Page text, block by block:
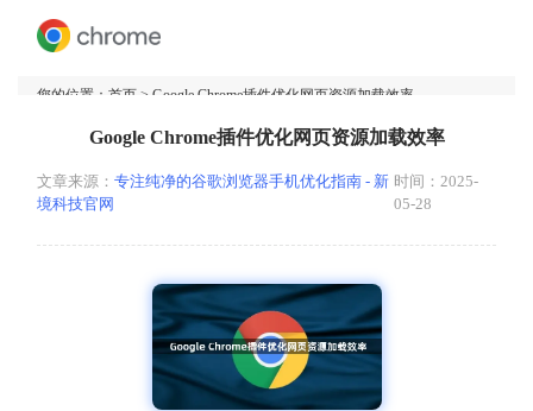
您的位置： 首页 > Google Chrome插件优化网页资源加载效率
Google Chrome插件优化网页资源加载效率
文章来源： 专注纯净的谷歌浏览器手机优化指南 - 新
境科技官网
时间：2025-
05-28